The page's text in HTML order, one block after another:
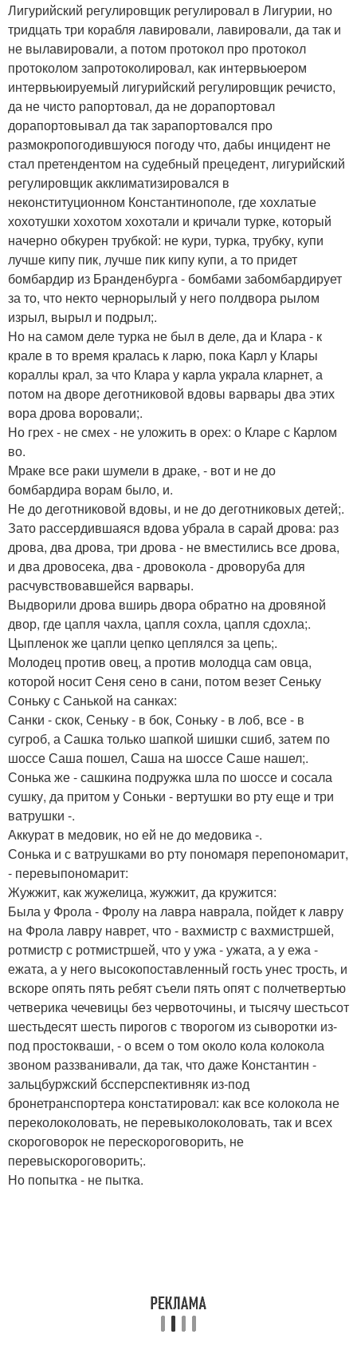
Лигурийский регулировщик регулировал в Лигурии, но
тридцать три корабля лавировали, лавировали, да так и
не вылавировали, а потом протокол про протокол
протоколом запротоколировал, как интервьюером
интервьюируемый лигурийский регулировщик речисто,
да не чисто рапортовал, да не дорапортовал
дорапортовывал да так зарапортовался про
размокропогодившуюся погоду что, дабы инцидент не
стал претендентом на судебный прецедент, лигурийский
регулировщик акклиматизировался в
неконституционном Константинополе, где хохлатые
хохотушки хохотом хохотали и кричали турке, который
начерно обкурен трубкой: не кури, турка, трубку, купи
лучше кипу пик, лучше пик кипу купи, а то придет
бомбардир из Бранденбурга - бомбами забомбардирует
за то, что некто чернорылый у него полдвора рылом
изрыл, вырыл и подрыл;.
Но на самом деле турка не был в деле, да и Клара - к
крале в то время кралась к ларю, пока Карл у Клары
кораллы крал, за что Клара у карла украла кларнет, а
потом на дворе деготниковой вдовы варвары два этих
вора дрова воровали;.
Но грех - не смех - не уложить в орех: о Кларе с Карлом
во.
Мраке все раки шумели в драке, - вот и не до
бомбардира ворам было, и.
Не до деготниковой вдовы, и не до деготниковых детей;.
Зато рассердившаяся вдова убрала в сарай дрова: раз
дрова, два дрова, три дрова - не вместились все дрова,
и два дровосека, два - дровокола - дроворуба для
расчувствовавшейся варвары.
Выдворили дрова вширь двора обратно на дровяной
двор, где цапля чахла, цапля сохла, цапля сдохла;.
Цыпленок же цапли цепко цеплялся за цепь;.
Молодец против овец, а против молодца сам овца,
которой носит Сеня сено в сани, потом везет Сеньку
Соньку с Санькой на санках:
Санки - скок, Сеньку - в бок, Соньку - в лоб, все - в
сугроб, а Сашка только шапкой шишки сшиб, затем по
шоссе Саша пошел, Саша на шоссе Саше нашел;.
Сонька же - сашкина подружка шла по шоссе и сосала
сушку, да притом у Соньки - вертушки во рту еще и три
ватрушки -.
Аккурат в медовик, но ей не до медовика -.
Сонька и с ватрушками во рту пономаря перепономарит,
- перевыпономарит:
Жужжит, как жужелица, жужжит, да кружится:
Была у Фрола - Фролу на лавра наврала, пойдет к лавру
на Фрола лавру наврет, что - вахмистр с вахмистршей,
ротмистр с ротмистршей, что у ужа - ужата, а у ежа -
ежата, а у него высокопоставленный гость унес трость, и
вскоре опять пять ребят съели пять опят с полчетвертью
четверика чечевицы без червоточины, и тысячу шестьсот
шестьдесят шесть пирогов с творогом из сыворотки из-
под простокваши, - о всем о том около кола колокола
звоном раззванивали, да так, что даже Константин -
зальцбуржский бссперспективняк из-под
бронетранспортера констатировал: как все колокола не
переколоколовать, не перевыколоколовать, так и всех
скороговорок не перескороговорить, не
перевыскороговорить;.
Но попытка - не пытка.